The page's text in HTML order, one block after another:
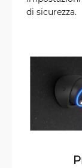
di sicurezza.